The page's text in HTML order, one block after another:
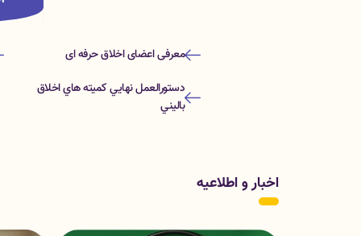
معرفی اعضای اخلاق حرفه ای
دستورالعمل نهايي كميته هاي اخلاق
باليني
اخبار و اطلاعیه